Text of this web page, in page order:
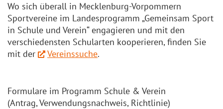
Wo sich überall in Mecklenburg-Vorpommern
Sportvereine im Landesprogramm „Gemeinsam Sport
in Schule und Verein“ engagieren und mit den
verschiedensten Schularten kooperieren, finden Sie
mit der
Vereinssuche.
Formulare im Programm Schule & Verein
(Antrag, Verwendungsnachweis, Richtlinie)